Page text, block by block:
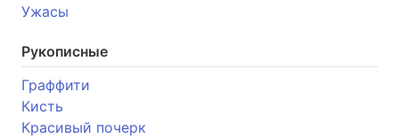
Ужасы
Рукописные
Граффити
Кисть
Красивый почерк